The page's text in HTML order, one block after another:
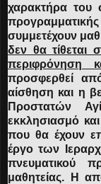
χαρακτήρα του
συμμετέχουν
δεν θα τίθεται
περιφρόνηση
προσφερθεί
αίσθηση και η
Προστατών
εκκλησιασμό
που θα έχουν
έργο των
πνευματικού
μαθητείας. Η